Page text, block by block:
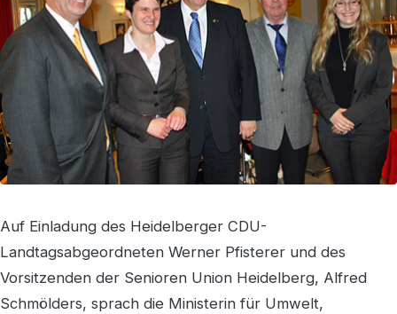
Auf Einladung des Heidelberger CDU-
Landtagsabgeordneten Werner Pfisterer und des
Vorsitzenden der Senioren Union Heidelberg, Alfred
Schmölders, sprach die Ministerin für Umwelt,